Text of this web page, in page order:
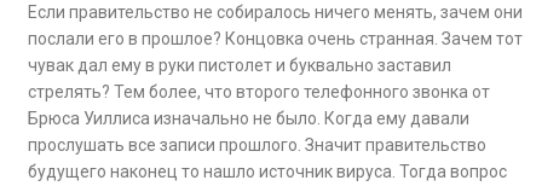
Если правительство не собиралось ничего менять, зачем они
послали его в прошлое? Концовка очень странная. Зачем тот
чувак дал ему в руки пистолет и буквально заставил
стрелять? Тем более, что второго телефонного звонка от
Брюса Уиллиса изначально не было. Когда ему давали
прослушать все записи прошлого. Значит правительство
будущего наконец то нашло источник вируса. Тогда вопрос